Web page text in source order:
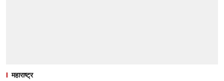
महाराष्ट्र